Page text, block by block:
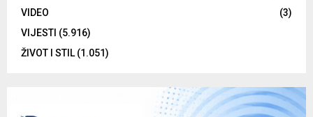
VIDEO
(3)
VIJESTI (5.916)
ŽIVOT I STIL(1.051)